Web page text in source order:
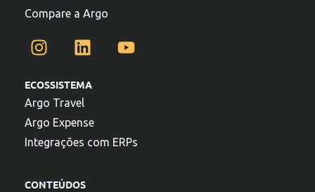
Compare a Argo
ECOSSISTEMA
Argo Travel
Argo Expense
Integrações com ERPs
CONTEÚDOS